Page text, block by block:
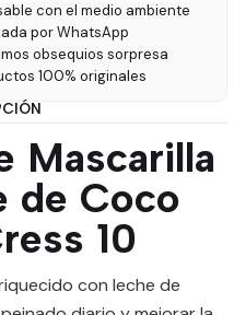
con el medio ambiente
por WhatsApp
obsequios sorpresa
100% originales
Mascarilla
de Coco
10
con leche de